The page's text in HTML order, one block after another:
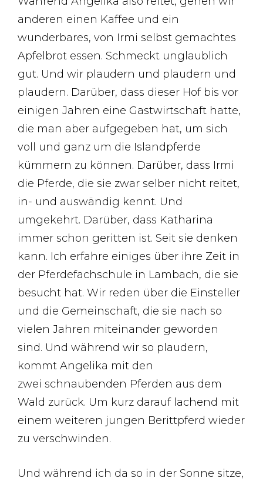
anderen einen Kaffee und ein
wunderbares, von Irmi selbst gemachtes
Apfelbrot essen. Schmeckt unglaublich
gut. Und wir plaudern und plaudern und
plaudern. Darüber, dass dieser Hof bis vor
einigen Jahren eine Gastwirtschaft hatte,
die man aber aufgegeben hat, um sich
voll und ganz um die Islandpferde
kümmern zu können. Darüber, dass Irmi
die Pferde, die sie zwar selber nicht reitet,
in- und auswändig kennt. Und
umgekehrt. Darüber, dass Katharina
immer schon geritten ist. Seit sie denken
kann. Ich erfahre einiges über ihre Zeit in
der Pferdefachschule in Lambach, die sie
besucht hat. Wir reden über die Einsteller
und die Gemeinschaft, die sie nach so
vielen Jahren miteinander geworden
sind. Und während wir so plaudern,
kommt Angelika mit den
zwei schnaubenden Pferden aus dem
Wald zurück. Um kurz darauf lachend mit
einem weiteren jungen Berittpferd wieder
zu verschwinden.
Und während ich da so in der Sonne sitze,